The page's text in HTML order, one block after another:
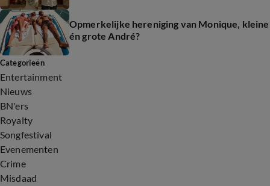
Opmerkelijke hereniging van Monique, kleine
én grote André?
Categorieën
Entertainment
Nieuws
BN'ers
Royalty
Songfestival
Evenementen
Crime
Misdaad